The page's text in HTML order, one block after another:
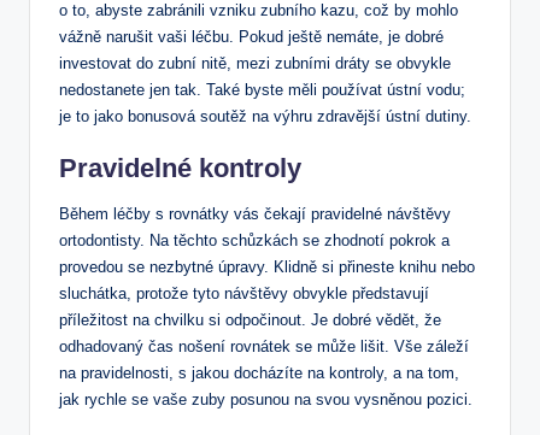
o to, abyste zabránili vzniku zubního kazu, což by mohlo
vážně narušit vaši léčbu. Pokud ještě nemáte, je dobré
investovat do zubní nitě, mezi zubními dráty se obvykle
nedostanete jen tak. Také byste měli používat ústní vodu;
je to jako bonusová soutěž na výhru zdravější ústní dutiny.
Pravidelné kontroly
Během léčby s rovnátky vás čekají pravidelné návštěvy
ortodontisty. Na těchto schůzkách se zhodnotí pokrok a
provedou se nezbytné úpravy. Klidně si přineste knihu nebo
sluchátka, protože tyto návštěvy obvykle představují
příležitost na chvilku si odpočinout. Je dobré vědět, že
odhadovaný čas nošení rovnátek se může lišit. Vše záleží
na pravidelnosti, s jakou docházíte na kontroly, a na tom,
jak rychle se vaše zuby posunou na svou vysněnou pozici.